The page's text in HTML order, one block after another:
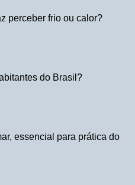
perceber frio ou calor?
do Brasil?
essencial para prática do